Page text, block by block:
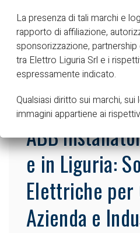
15 Giugno 2026 MARCHI
ABB
e in Liguria:
Elettriche per
Azienda e
La presenza di tali marchi e
rapporto di affiliazione,
sponsorizzazione,
tra Elettro Liguria Srl e i
espressamente indicato.
Qualsiasi diritto sui marchi, sui
immagini appartiene ai